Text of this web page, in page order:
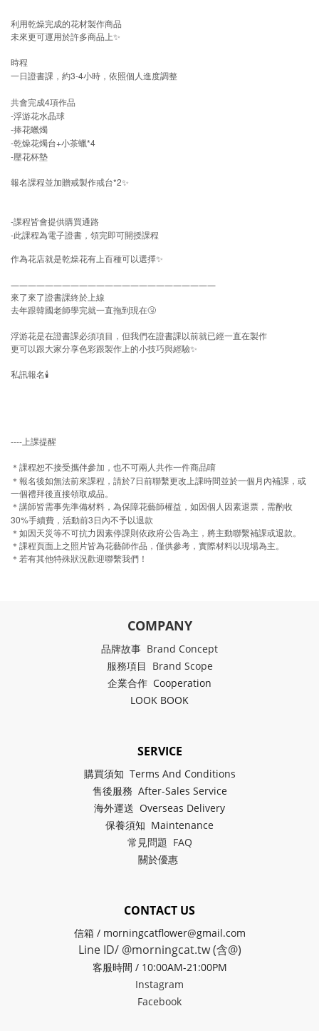
利用乾燥完成的花材製作商品
未來更可運用於許多商品上✨
時程
一日證書課，約3-4小時，依照個人進度調整
共會完成4項作品
-浮游花水晶球
-捧花蠟燭
-乾燥花燭台+小茶蠟*4
-壓花杯墊
報名課程並加贈戒製作戒台*2✨
-課程皆會提供購買通路
-此課程為電子證書，領完即可開授課程
作為花店就是乾燥花有上百種可以選擇✨
————————————————————————
來了來了證書課終於上線
去年跟韓國老師學完就一直拖到現在🤧
浮游花是在證書課必須項目，但我們在證書課以前就已經一直在製作
更可以跟大家分享色彩跟製作上的小技巧與經驗✨
私訊報名🕯
----上課提醒
＊課程恕不接受攜伴參加，也不可兩人共作一件商品唷
＊報名後如無法前來課程，請於7日前聯繫更改上課時間並於一個月內補課，或
一個禮拜後直接領取成品。
＊講師皆需事先準備材料，為保障花藝師權益，如因個人因素退票，需酌收
30%手續費，活動前3日內不予以退款
＊如因天災等不可抗力因素停課則依政府公告為主，將主動聯繫補課或退款。
＊課程頁面上之照片皆為花藝師作品，僅供參考，實際材料以現場為主。
＊若有其他特殊狀況歡迎聯繫我們！
COMPANY
品牌故事 Brand Concept
服務項目 Brand Scope
企業合作 Cooperation
LOOK BOOK
SERVICE
購買須知 Terms And Conditions
售後服務 After-Sales Service
海外運送 Overseas Delivery
保養須知 Maintenance
常見問題 FAQ
關於優惠
CONTACT US
信箱 / morningcatflower@gmail.com
Line ID/ @morningcat.tw (含@)
客服時間 / 10:00AM-21:00PM
Instagram
Facebook